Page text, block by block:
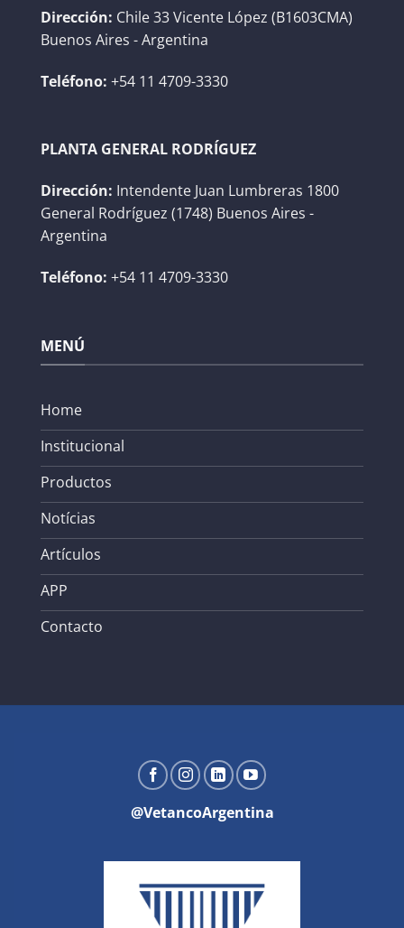
Dirección: Chile 33 Vicente López (B1603CMA)
Buenos Aires - Argentina
Teléfono: +54 11 4709-3330
PLANTA GENERAL RODRÍGUEZ
Dirección: Intendente Juan Lumbreras 1800
General Rodríguez (1748) Buenos Aires -
Argentina
Teléfono: +54 11 4709-3330
MENÚ
Home
Institucional
Productos
Notícias
Artículos
APP
Contacto
@VetancoArgentina